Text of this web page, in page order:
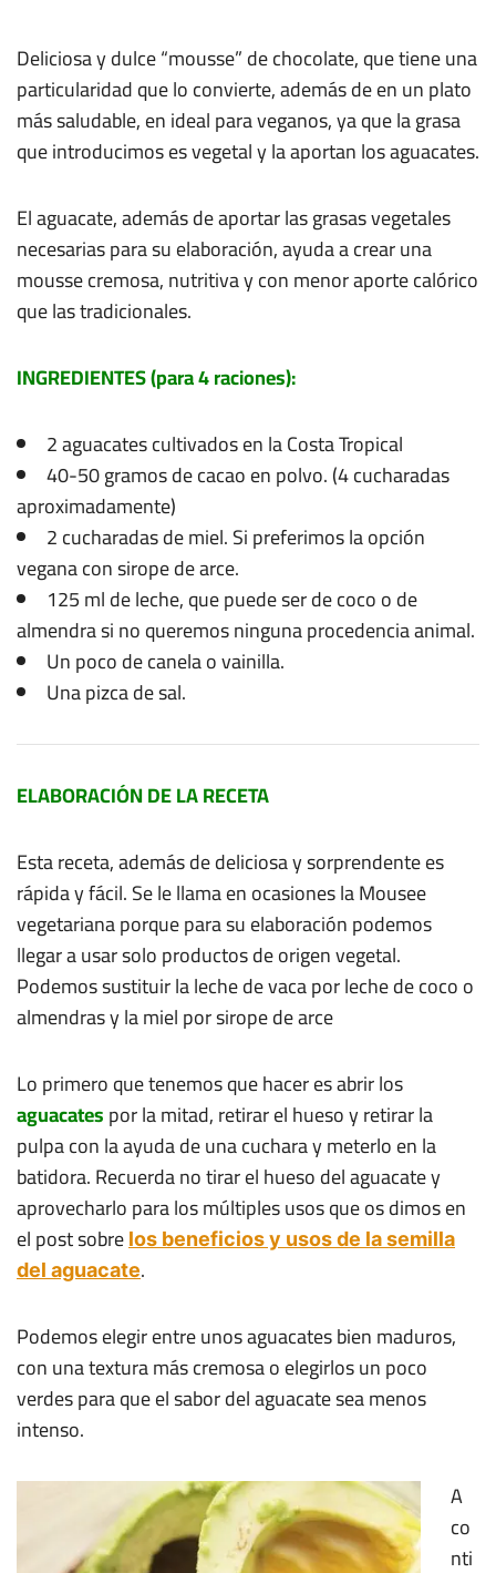
Deliciosa y dulce “mousse” de chocolate, que tiene una
particularidad que lo convierte, además de en un plato
más saludable, en ideal para veganos, ya que la grasa
que introducimos es vegetal y la aportan los aguacates.
El aguacate, además de aportar las grasas vegetales
necesarias para su elaboración, ayuda a crear una
mousse cremosa, nutritiva y con menor aporte calórico
que las tradicionales.
INGREDIENTES (para 4 raciones):
2 aguacates cultivados en la Costa Tropical
40-50 gramos de cacao en polvo. (4 cucharadas
aproximadamente)
2 cucharadas de miel. Si preferimos la opción
vegana con sirope de arce.
125 ml de leche, que puede ser de coco o de
almendra si no queremos ninguna procedencia animal.
Un poco de canela o vainilla.
Una pizca de sal.
ELABORACIÓN DE LA RECETA
Esta receta, además de deliciosa y sorprendente es
rápida y fácil. Se le llama en ocasiones la Mousee
vegetariana porque para su elaboración podemos
llegar a usar solo productos de origen vegetal.
Podemos sustituir la leche de vaca por leche de coco o
almendras y la miel por sirope de arce
Lo primero que tenemos que hacer es abrir los
aguacatespor la mitad, retirar el hueso y retirar la
pulpa con la ayuda de una cuchara y meterlo en la
batidora. Recuerda no tirar el hueso del aguacate y
aprovecharlo para los múltiples usos que os dimos en
el post sobre los beneficios y usos de la semilla
del aguacate.
Podemos elegir entre unos aguacates bien maduros,
con una textura más cremosa o elegirlos un poco
verdes para que el sabor del aguacate sea menos
intenso.
A
co
nti